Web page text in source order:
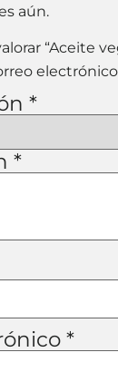
aún.
“Aceite
*
*
*